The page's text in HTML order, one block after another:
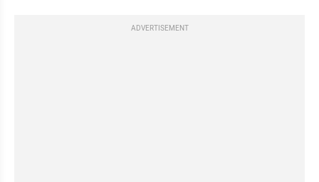
ADVERTISEMENT